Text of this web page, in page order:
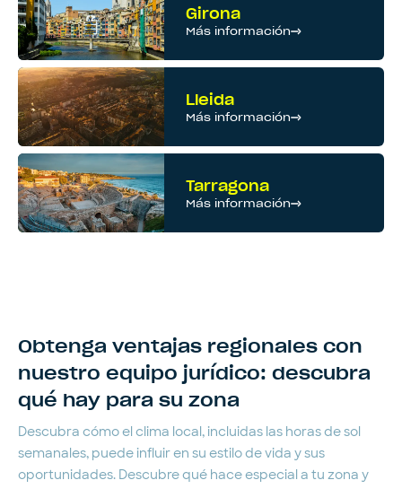
Girona
Más información
Lleida
Más información
Tarragona
Más información
Obtenga ventajas regionales con
nuestro equipo jurídico: descubra
qué hay para su zona
Descubra cómo el clima local, incluidas las horas de sol
semanales, puede influir en su estilo de vida y sus
oportunidades. Descubre qué hace especial a tu zona y